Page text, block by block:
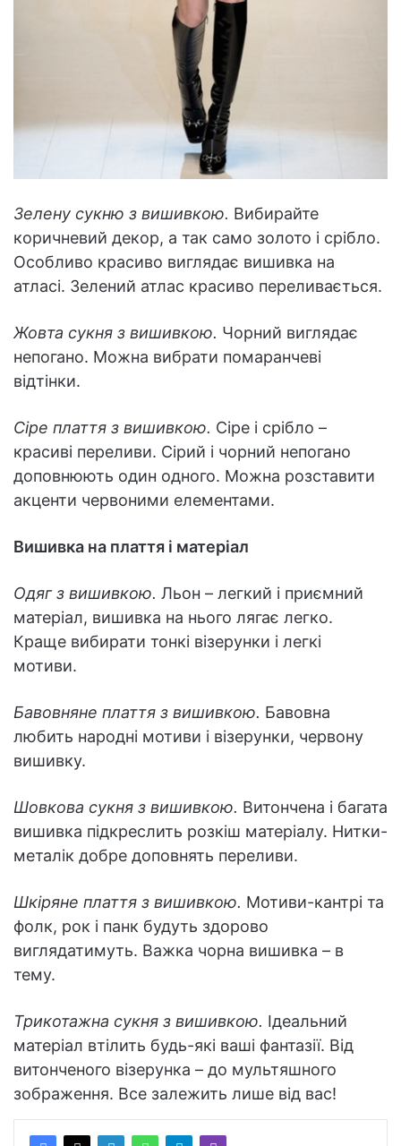
Зелену сукню з вишивкою. Вибирайте
коричневий декор, а так само золото і срібло.
Особливо красиво виглядає вишивка на
атласі. Зелений атлас красиво переливається.
Жовта сукня з вишивкою. Чорний виглядає
непогано. Можна вибрати помаранчеві
відтінки.
Сіре плаття з вишивкою. Сіре і срібло –
красиві переливи. Сірий і чорний непогано
доповнюють один одного. Можна розставити
акценти червоними елементами.
Вишивка на плаття і матеріал
Одяг з вишивкою. Льон – легкий і приємний
матеріал, вишивка на нього лягає легко.
Краще вибирати тонкі візерунки і легкі
мотиви.
Бавовняне плаття з вишивкою. Бавовна
любить народні мотиви і візерунки, червону
вишивку.
Шовкова сукня з вишивкою. Витончена і багата
вишивка підкреслить розкіш матеріалу. Нитки-
металік добре доповнять переливи.
Шкіряне плаття з вишивкою. Мотиви-кантрі та
фолк, рок і панк будуть здорово
виглядатимуть. Важка чорна вишивка – в
тему.
Трикотажна сукня з вишивкою. Ідеальний
матеріал втілить будь-які ваші фантазії. Від
витонченого візерунка – до мультяшного
зображення. Все залежить лише від вас!